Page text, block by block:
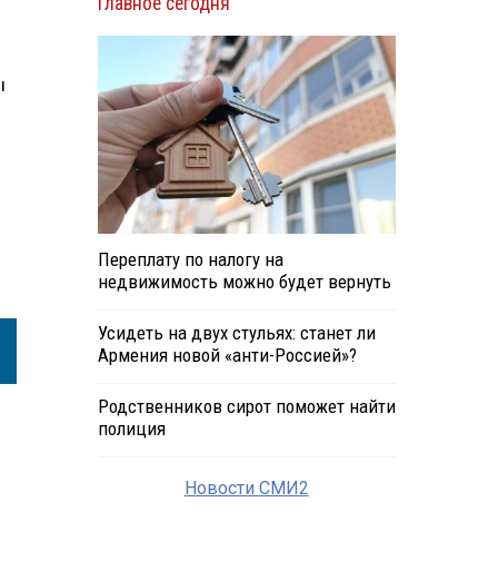
Переплату по налогу на
недвижимость можно будет вернуть
Усидеть на двух стульях: станет ли
Армения новой «анти-Россией»?
Родственников сирот поможет найти
полиция
Новости СМИ2